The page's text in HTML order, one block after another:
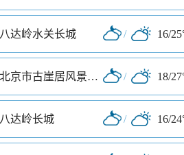
八达岭水关长城 / 16/
北京市古崖居风景名胜区 / 18/
八达岭长城 / 16/